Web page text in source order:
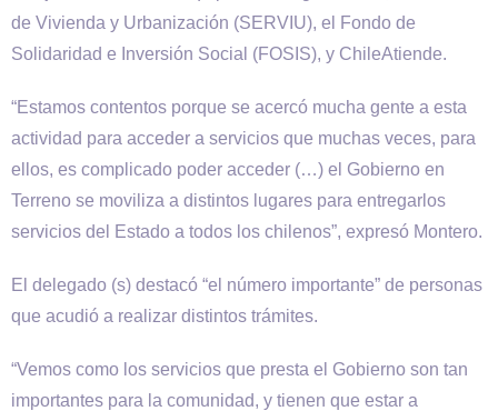
de Vivienda y Urbanización (SERVIU), el Fondo de
Solidaridad e Inversión Social (FOSIS), y ChileAtiende.
“Estamos contentos porque se acercó mucha gente a esta
actividad para acceder a servicios que muchas veces, para
ellos, es complicado poder acceder (…) el Gobierno en
Terreno se moviliza a distintos lugares para entregarlos
servicios del Estado a todos los chilenos”, expresó Montero.
El delegado (s) destacó “el número importante” de personas
que acudió a realizar distintos trámites.
“Vemos como los servicios que presta el Gobierno son tan
importantes para la comunidad, y tienen que estar a